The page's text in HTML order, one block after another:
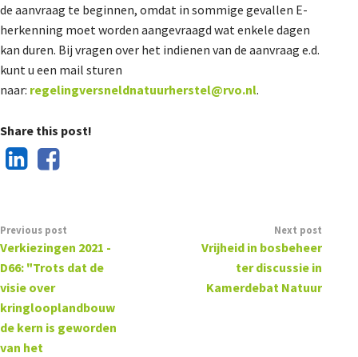
de aanvraag te beginnen, omdat in sommige gevallen E-
herkenning moet worden aangevraagd wat enkele dagen
kan duren. Bij vragen over het indienen van de aanvraag e.d.
kunt u een mail sturen
naar: regelingversneldnatuurherstel@rvo.nl.
Share this post!
Previous post
Verkiezingen 2021 -
D66: "Trots dat de
visie over
kringlooplandbouw
de kern is geworden
van het
Next post
Vrijheid in bosbeheer
ter discussie in
Kamerdebat Natuur